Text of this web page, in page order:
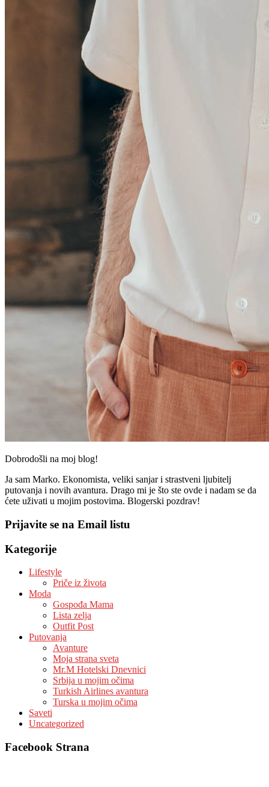
Dobrodošli na moj blog!
Ja sam Marko. Ekonomista, veliki sanjar i strastveni ljubitelj
putovanja i novih avantura. Drago mi je što ste ovde i nadam se da
ćete uživati u mojim postovima. Blogerski pozdrav!
Prijavite se na Email listu
Kategorije
Lifestyle
Priče iz života
Moda
Gospođa Mama
Lista zelja
Outfit Post
Putovanja
Avanture
Moja strana sveta
Mr.M Hotelski Dnevnici
Srbija u mojim očima
Turkish Airlines avantura
Turska u mojim očima
Saveti
Uncategorized
Facebook Strana